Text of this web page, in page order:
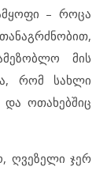
– როცა
მის
რომ სახლი
ოთახებშიც
ღვეზელი ჯერ